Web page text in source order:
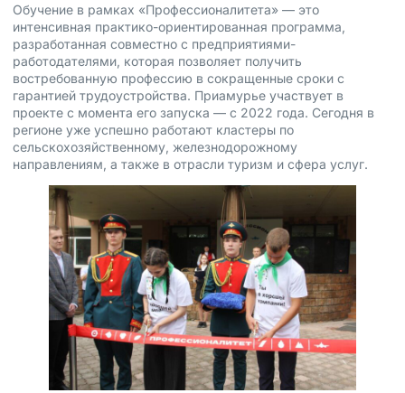
Обучение в рамках «Профессионалитета» — это
интенсивная практико-ориентированная программа,
разработанная совместно с предприятиями-
работодателями, которая позволяет получить
востребованную профессию в сокращенные сроки с
гарантией трудоустройства. Приамурье участвует в
проекте с момента его запуска — с 2022 года. Сегодня в
регионе уже успешно работают кластеры по
сельскохозяйственному, железнодорожному
направлениям, а также в отрасли туризм и сфера услуг.